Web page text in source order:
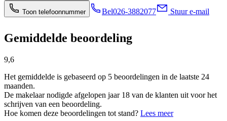
Toon telefoonnummer Bel026-3882077 Stuur e-mail
Gemiddelde beoordeling
9,6
Het gemiddelde is gebaseerd op 5 beoordelingen in de laatste 24
maanden.
De makelaar nodigde afgelopen jaar 18 van de klanten uit voor het
schrijven van een beoordeling.
Hoe komen deze beoordelingen tot stand? Lees meer